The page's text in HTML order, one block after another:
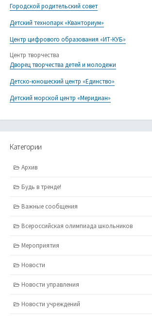
Городской родительский совет
Детский технопарк «Кванториум»
Центр цифрового образования «ИТ-КУБ»
Центр творчества
Дворец творчества детей и молодежи
Детско-юношеский центр «Единство»
Детский морской центр «Меридиан»
Категории
Архив
Будь в тренде!
Важные сообщения
Всероссийская олимпиада школьников
Мероприятия
Новости
Новости управления
Новости учреждений